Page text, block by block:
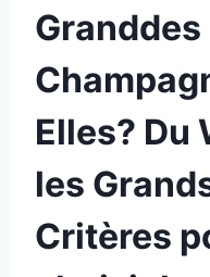
Elles? Du
les
Critères